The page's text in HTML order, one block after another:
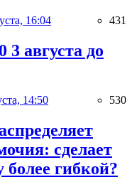
16:04 431
августа до
14:50 530
сделает
гибкой?